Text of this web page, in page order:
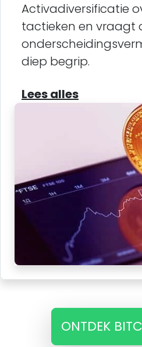
Activadiversificatie
tactieken en vraagt
diep begrip.
Lees alles
ONTDEK